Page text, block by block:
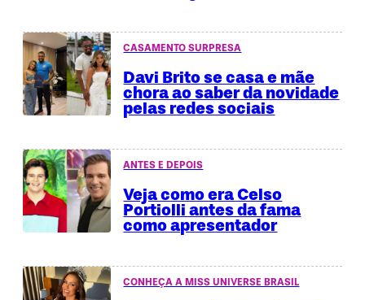
CASAMENTO SURPRESA
Davi Brito se casa e mãe
chora ao saber da novidade
pelas redes sociais
ANTES E DEPOIS
Veja como era Celso
Portiolli antes da fama
como apresentador
CONHEÇA A MISS UNIVERSE BRASIL